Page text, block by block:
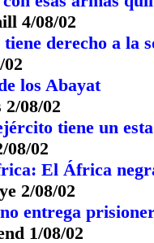
4/08/02
derecho a la
los Abayat
08/02
tiene un
08/02
El África
2/08/02
entrega
1/08/02